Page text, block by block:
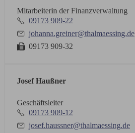
Mitarbeiterin der Finanzverwaltung
09173 909-22
johanna.greiner@thalmaessing.de
09173 909-32
Josef Haußner
Geschäftsleiter
09173 909-12
josef.haussner@thalmaessing.de